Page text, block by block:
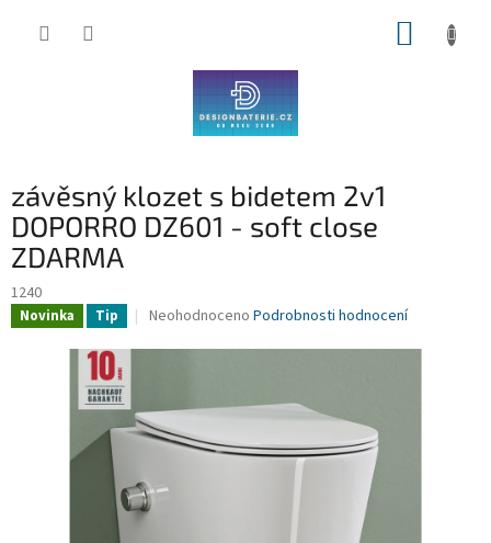
závěsný klozet s bidetem 2v1
DOPORRO DZ601 - soft close
ZDARMA
1240
Novinka Tip
Průměrné
produktu
z
5
hvězdiček.
Neohodnoceno Podrobnosti hodnocení